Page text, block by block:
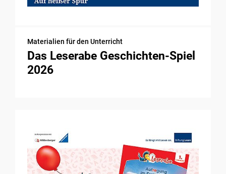
Materialien für den Unterricht
Das Leserabe Geschichten-Spiel
2026